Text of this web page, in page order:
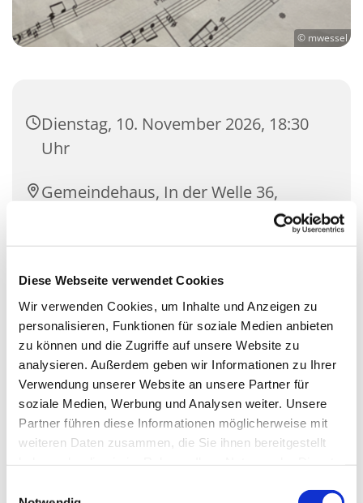
Diese Webseite verwendet Cookies
Wir verwenden Cookies, um Inhalte und Anzeigen zu
personalisieren, Funktionen für soziale Medien anbieten
zu können und die Zugriffe auf unsere Website zu
analysieren. Außerdem geben wir Informationen zu Ihrer
Verwendung unserer Website an unsere Partner für
soziale Medien, Werbung und Analysen weiter. Unsere
Partner führen diese Informationen möglicherweise mit
weiteren Daten zusammen, die Sie ihnen bereitgestellt
© mwessel
Dienstag, 10. November 2026, 18:30
Uhr
Gemeindehaus, In der Welle 36,
Wir singen moderne Popsongs und auch Neues
Geistliches Liedgut. Unser Schwerpunkt liegt auf
konzertantem Singen und Gottesdienstbegleitung.
Neue Mitglieder sind immer herzlich willkommen.
Insbesondere sind wir immer auf der Suche nach